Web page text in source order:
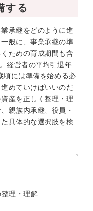
する
承継をどのように進
般に、事業承継の準
ための育成期間も含
経営者の平均引退年
頃には準備を始める必
めていけばいいのだ
産を正しく整理・理
親族内承継、役員・
具体的な選択肢を検
理・理解